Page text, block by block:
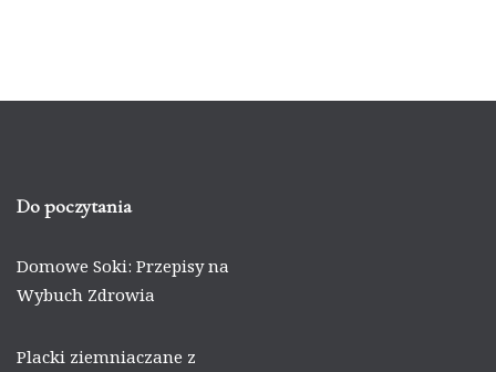
Do poczytania
Domowe Soki: Przepisy na
Wybuch Zdrowia
Placki ziemniaczane z